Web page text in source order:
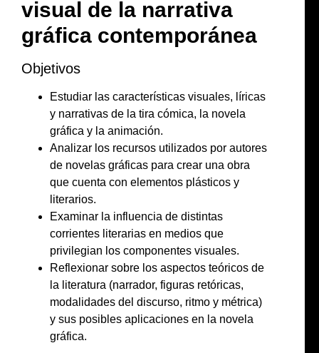
visual de la narrativa
gráfica contemporánea
Objetivos
Estudiar las características visuales, líricas
y narrativas de la tira cómica, la novela
gráfica y la animación.
Analizar los recursos utilizados por autores
de novelas gráficas para crear una obra
que cuenta con elementos plásticos y
literarios.
Examinar la influencia de distintas
corrientes literarias en medios que
privilegian los componentes visuales.
Reflexionar sobre los aspectos teóricos de
la literatura (narrador, figuras retóricas,
modalidades del discurso, ritmo y métrica)
y sus posibles aplicaciones en la novela
gráfica.